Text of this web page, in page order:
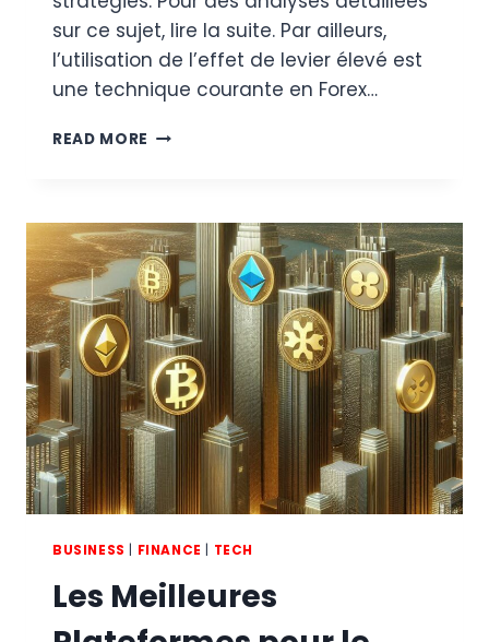
sur ce sujet, lire la suite. Par ailleurs,
l’utilisation de l’effet de levier élevé est
une technique courante en Forex…
READ MORE PRÉVISIONS
L’IMPACT
DE
L’EFFET
DE
LEVIER
ÉLEVÉ
SUR
LE
TRADING
FOREX
BUSINESS FINANCE TECH
Les Meilleures